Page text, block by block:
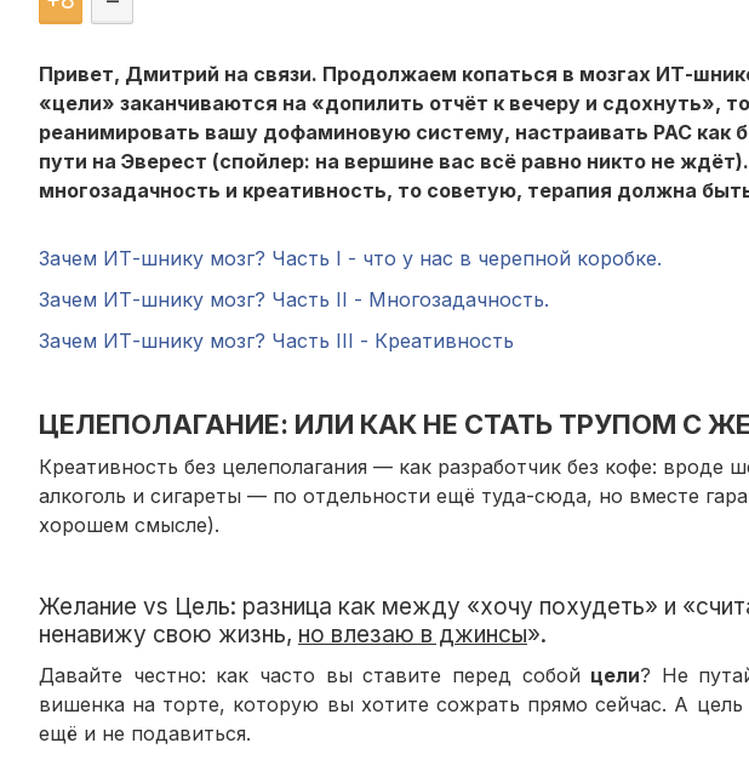
Привет, Дмитрий на связи. Продолжаем копаться в мозгах ИТ-
«цели» заканчиваются на «допилить отчёт к вечеру и сдохнуть»,
реанимировать вашу дофаминовую систему, настраивать РАС как
пути на Эверест (спойлер: на вершине вас всё равно никто не
многозадачность и креативность, то советую, терапия должна
Зачем ИТ-шнику мозг? Часть I - что у нас в черепной коробке.
Зачем ИТ-шнику мозг? Часть II - Многозадачность.
Зачем ИТ-шнику мозг? Часть III - Креативность
ЦЕЛЕПОЛАГАНИЕ: ИЛИ КАК НЕ СТАТЬ ТРУПОМ С
Креативность без целеполагания — как разработчик без кофе: вроде
алкоголь и сигареты — по отдельности ещё туда-сюда, но вместе
хорошем смысле).
Желание vs Цель: разница как между «хочу похудеть» и
ненавижу свою жизнь, но влезаю в джинсы».
Давайте честно: как часто вы ставите перед собой цели? Не
вишенка на торте, которую вы хотите сожрать прямо сейчас. А
ещё и не подавиться.